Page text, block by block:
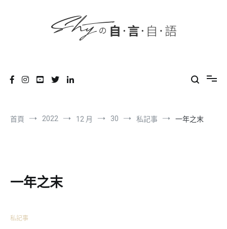
首頁 2022 12 月 30 私記事 一年之末
一年之末
私記事